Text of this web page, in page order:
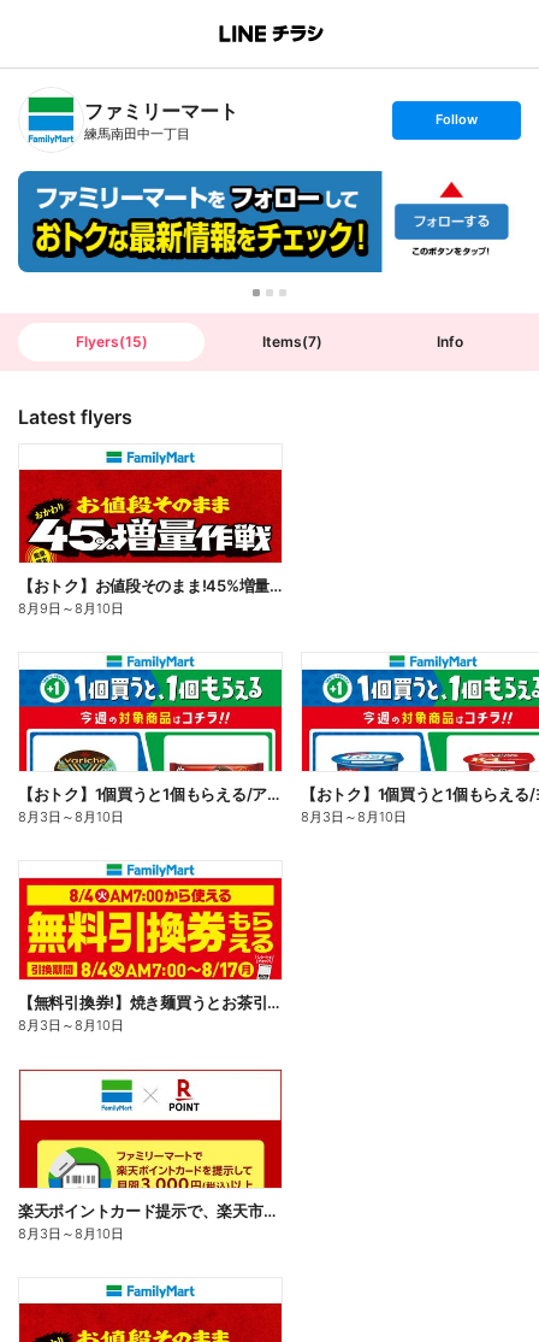
B
n
T
ファミリーマート
練馬南田中一丁目
s
t
w
Follow
Flyers(15) Items(7) Info
Latest flyers
【おトク】お値段そのまま!45%増量作戦!
8月9日 ～8月10日
【おトク】1個買うと1個もらえる/アイス
8月3日 ～8月10日 8月3日 ～8月10日
【無料引換券!】焼き麺買うとお茶引換券貰える!
8月3日 ～8月10日
楽天ポイントカード提示で、楽天市場でのお買い物がおトクに!
8月3日 ～8月10日